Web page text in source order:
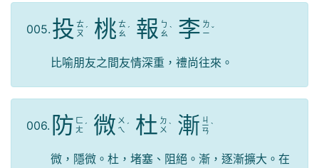
005. 投 ㄊ
ㄡ ˊ 桃 ㄊ
ㄠ ˊ 報 ㄅ
ㄠ ˋ 李 ㄌ
ㄧ ˇ
比喻朋友之間友情深重，禮尚往來。
006. 防 ㄈ
ㄤ ˊ 微 ㄨ
ㄟ ˊ 杜 ㄉ
ㄨ ˋ 漸 ㄐ
ㄧ
ㄢ
ˋ
微，隱微。杜，堵塞、阻絕。漸，逐漸擴大。在